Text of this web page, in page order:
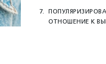
ОТНОШЕНИЕ К